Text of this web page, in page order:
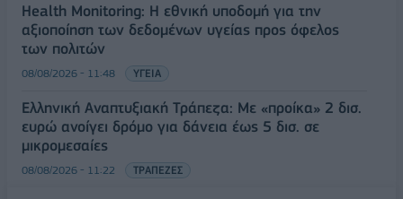
Health Monitoring: Η εθνική υποδομή για την
αξιοποίηση των δεδομένων υγείας προς όφελος
των πολιτών
08/08/2026 - 11:48 ΥΓΕΙΑ
Ελληνική Αναπτυξιακή Τράπεζα: Με «προίκα» 2 δισ.
ευρώ ανοίγει δρόμο για δάνεια έως 5 δισ. σε
μικρομεσαίες
08/08/2026 - 11:22 ΤΡΑΠΕΖΕΣ